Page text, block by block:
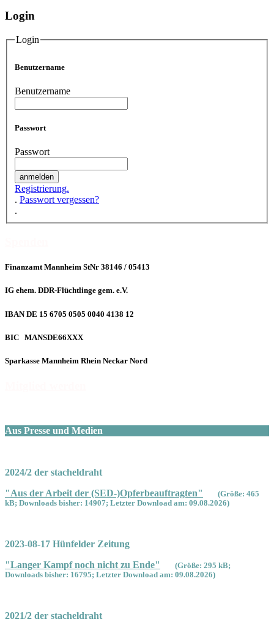
Login
Login
Benutzername
Benutzername
Passwort
Passwort
Registrierung.
. Passwort vergessen?
.
Finanzamt Mannheim StNr 38146 / 05413
IG ehem. DDR-Flüchtlinge gem. e.V.
IBAN DE 15 6705 0505 0040 4138 12
BIC MANSDE66XXX
Sparkasse Mannheim Rhein Neckar Nord
Aus Presse und Medien
2024/2 der stacheldraht
"Aus der Arbeit der (SED-)Opferbeauftragten"
(Größe: 465
kB; Downloads bisher: 14907; Letzter Download am: 09.08.2026)
2023-08-17 Hünfelder Zeitung
"Langer Kampf noch nicht zu Ende"
(Größe: 295 kB;
Downloads bisher: 16795; Letzter Download am: 09.08.2026)
2021/2 der stacheldraht